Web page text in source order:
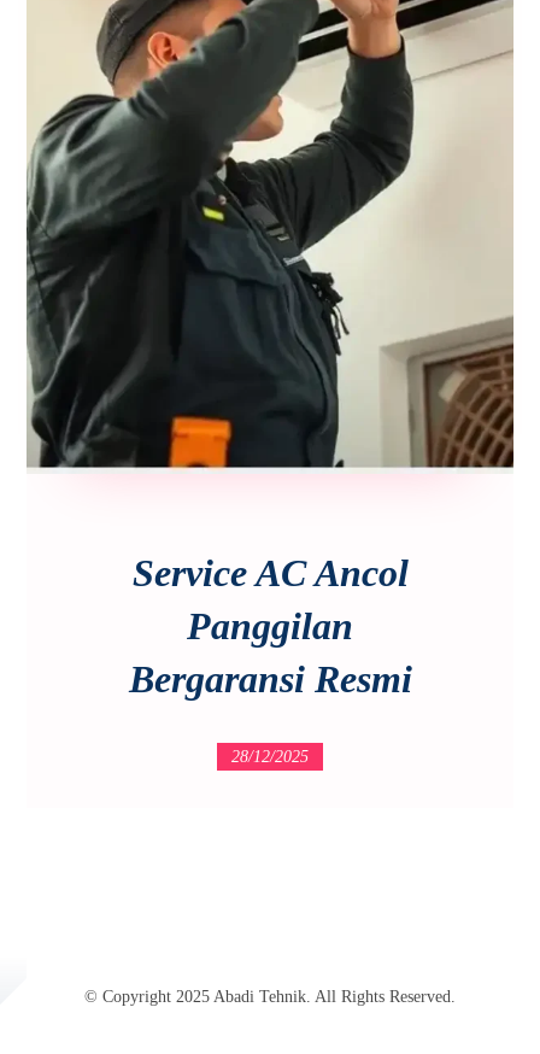
Service AC Ancol
Panggilan
Bergaransi Resmi
28/12/2025
© Copyright 2025 Abadi Tehnik. All Rights Reserved.